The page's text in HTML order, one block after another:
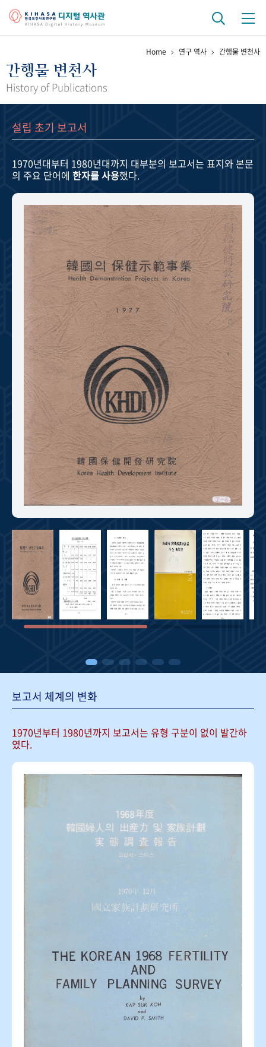
걸어온 길 기관 변천사
정책과 연구 키워드로 보는 연구 역사
연구자들
기록물 아카이브
사진 아카이브 문서 기록물 행정박물 영상 기록물
주년 기념
성과 50선 숫자로 보는 50년 50+1주년 광장
세계와 함께 한 KIHASA
VR 역사관
Home 연구 역사 간행물 변천사
간행물 변천사
History of Publications
설립 초기 보고서
1970년대부터 1980년대까지 대부분의 보고서는 표지와 본문
의 주요 단어에 한자를 사용했다.
보고서 체계의 변화
1970년부터 1980년까지 보고서는 유형 구분이 없이 발간하
였다.